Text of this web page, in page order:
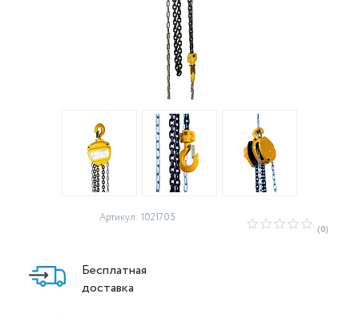
Артикул: 1021705
(0)
Бесплатная
доставка